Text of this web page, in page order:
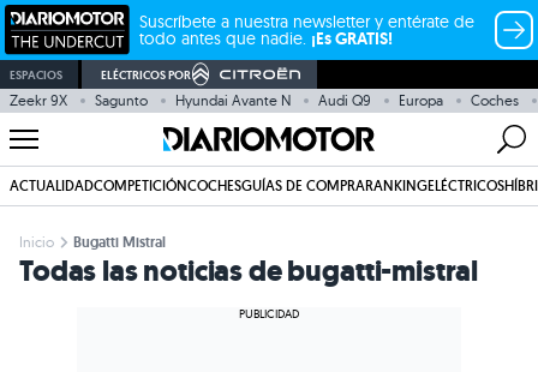
Suscríbete a nuestra newsletter y entérate de
todo antes que nadie. ¡Es GRATIS!
ESPACIOS ELÉCTRICOS POR
Zeekr 9X Sagunto Hyundai Avante N Audi Q9 Europa Coches
ACTUALIDADCOMPETICIÓNCOCHESGUÍAS DE COMPRARANKINGELÉCTRICOS
Inicio Bugatti Mistral
Todas las noticias de bugatti-mistral